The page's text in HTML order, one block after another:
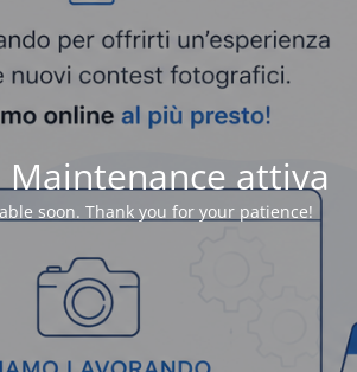
attiva
soon. Thank you for your patience!